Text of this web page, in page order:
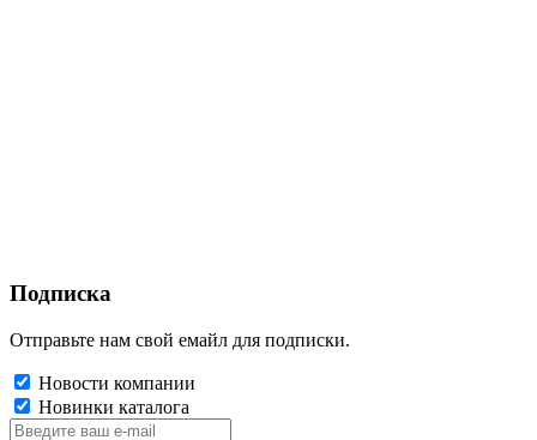
Подписка
Отправьте нам свой емайл для подписки.
Новости компании
Новинки каталога